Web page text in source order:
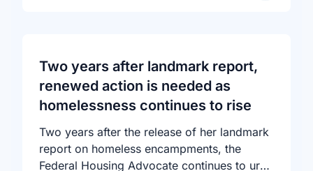
Light Gala in Edmonton, AB, held in support
of building a more inclusive and accepting
society for all, including people living with
HIV.
Two years after landmark report,
renewed action is needed as
homelessness continues to rise
Two years after the release of her landmark
report on homeless encampments, the
Federal Housing Advocate continues to urge